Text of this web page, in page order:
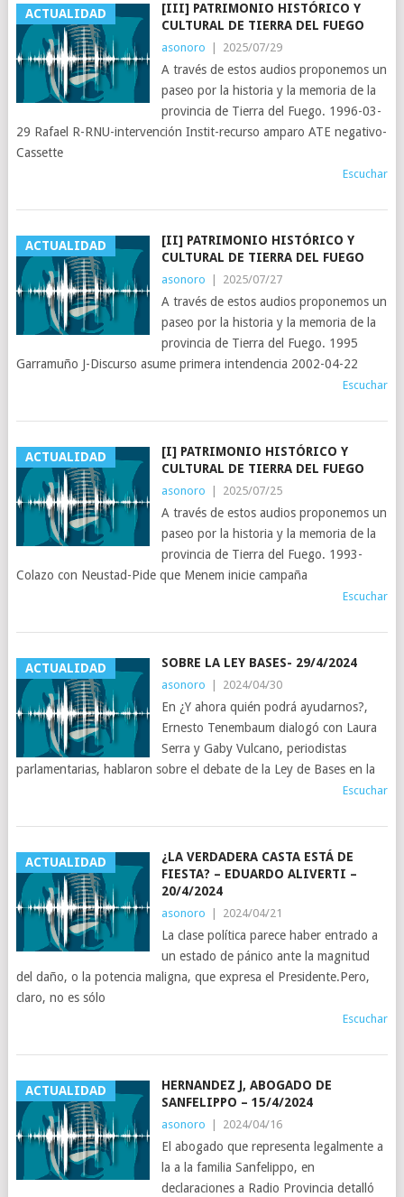
ACTUALIDAD
[III] PATRIMONIO HISTÓRICO Y
CULTURAL DE TIERRA DEL FUEGO
asonoro 2025/07/29
A través de estos audios proponemos un
paseo por la historia y la memoria de la
provincia de Tierra del Fuego. 1996-03-
29 Rafael R-RNU-intervención Instit-recurso amparo ATE negativo-
Cassette
Escuchar
ACTUALIDAD
[II] PATRIMONIO HISTÓRICO Y
CULTURAL DE TIERRA DEL FUEGO
asonoro 2025/07/27
A través de estos audios proponemos un
paseo por la historia y la memoria de la
provincia de Tierra del Fuego. 1995
Garramuño J-Discurso asume primera intendencia 2002-04-22
Escuchar
ACTUALIDAD
[I] PATRIMONIO HISTÓRICO Y
CULTURAL DE TIERRA DEL FUEGO
asonoro 2025/07/25
A través de estos audios proponemos un
paseo por la historia y la memoria de la
provincia de Tierra del Fuego. 1993-
Colazo con Neustad-Pide que Menem inicie campaña
Escuchar
ACTUALIDAD SOBRE LA LEY BASES- 29/4/2024
asonoro 2024/04/30
En ¿Y ahora quién podrá ayudarnos?,
Ernesto Tenembaum dialogó con Laura
Serra y Gaby Vulcano, periodistas
parlamentarias, hablaron sobre el debate de la Ley de Bases en la
Escuchar
ACTUALIDAD
¿LA VERDADERA CASTA ESTÁ DE
FIESTA? – EDUARDO ALIVERTI –
20/4/2024
asonoro 2024/04/21
La clase política parece haber entrado a
un estado de pánico ante la magnitud
del daño, o la potencia maligna, que expresa el Presidente.Pero,
claro, no es sólo
Escuchar
ACTUALIDAD
HERNANDEZ J, ABOGADO DE
SANFELIPPO – 15/4/2024
asonoro 2024/04/16
El abogado que representa legalmente a
la a la familia Sanfelippo, en
declaraciones a Radio Provincia detalló